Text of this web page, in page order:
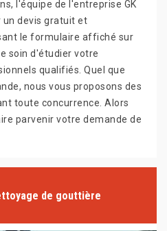
l'équipe de l'entreprise GK
un devis gratuit et
le formulaire affiché sur
soin d'étudier votre
qualifiés. Quel que
nous vous proposons des
toute concurrence. Alors
parvenir votre demande de
de gouttière